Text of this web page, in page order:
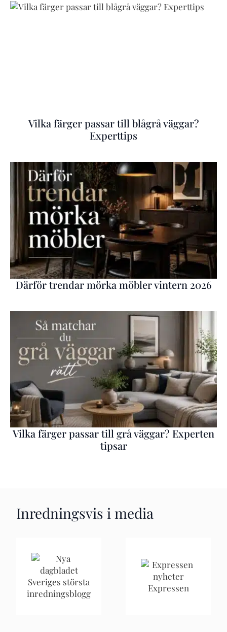
Vilka färger passar till blågrå väggar?
Experttips
Därför trendar mörka möbler vintern 2026
Vilka färger passar till grå väggar? Experten
tipsar
Inredningsvis i media
Sveriges största
inredningsblogg
Expressen